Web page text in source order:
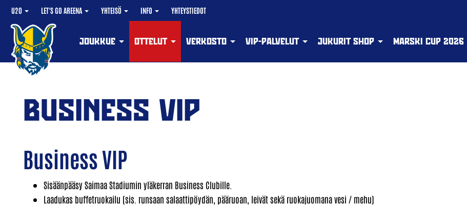
U20 LET'S GO AREENA YHTEISÖ INFO YHTEYSTIEDOT
JOUKKUE OTTELUT VERKOSTO VIP-PALVELUT JUKURIT SHOP MARSKI CUP 2026
BUSINESS VIP
Business VIP
Sisäänpääsy Saimaa Stadiumin yläkerran Business Clubille.
Laadukas buffetruokailu (sis. runsaan salaattipöydän, pääruoan, leivät sekä ruokajuomana vesi / mehu)